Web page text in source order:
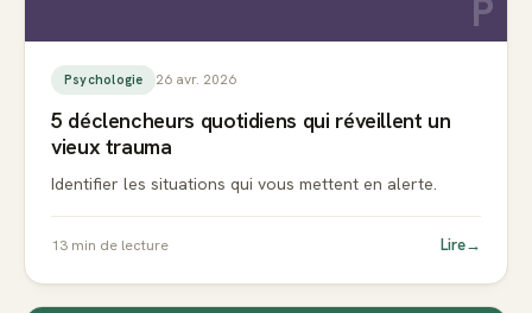
P
Psychologie 26 avr. 2026
5 déclencheurs quotidiens qui réveillent un
vieux trauma
Identifier les situations qui vous mettent en alerte.
13 min de lecture Lire→